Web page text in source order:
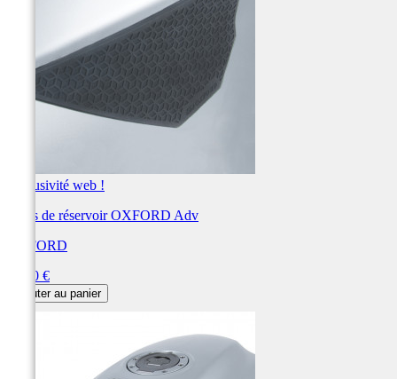
Exclusivité web !
Grips de réservoir OXFORD Adv
OXFORD
36,00 €
Ajouter au panier